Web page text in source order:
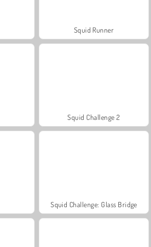
Squid Runner
Squid Challenge 2
Squid Challenge: Glass Bridge